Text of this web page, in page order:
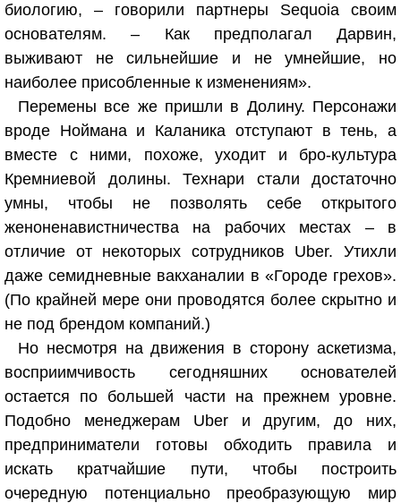
биологию, – говорили партнеры Sequoia своим
основателям. – Как предполагал Дарвин,
выживают не сильнейшие и не умнейшие, но
наиболее присобленные к изменениям».
Перемены все же пришли в Долину. Персонажи
вроде Ноймана и Каланика отступают в тень, а
вместе с ними, похоже, уходит и бро-культура
Кремниевой долины. Технари стали достаточно
умны, чтобы не позволять себе открытого
женоненавистничества на рабочих местах – в
отличие от некоторых сотрудников Uber. Утихли
даже семидневные вакханалии в «Городе грехов».
(По крайней мере они проводятся более скрытно и
не под брендом компаний.)
Но несмотря на движения в сторону аскетизма,
восприимчивость сегодняшних основателей
остается по большей части на прежнем уровне.
Подобно менеджерам Uber и другим, до них,
предприниматели готовы обходить правила и
искать кратчайшие пути, чтобы построить
очередную потенциально преобразующую мир